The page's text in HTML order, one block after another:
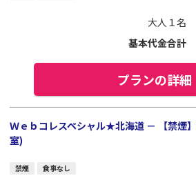
大人１名
基本代金合計
プランの詳細
Ｗｅｂコレスペシャル★北海道 － 【禁煙
室)
禁煙 食事なし